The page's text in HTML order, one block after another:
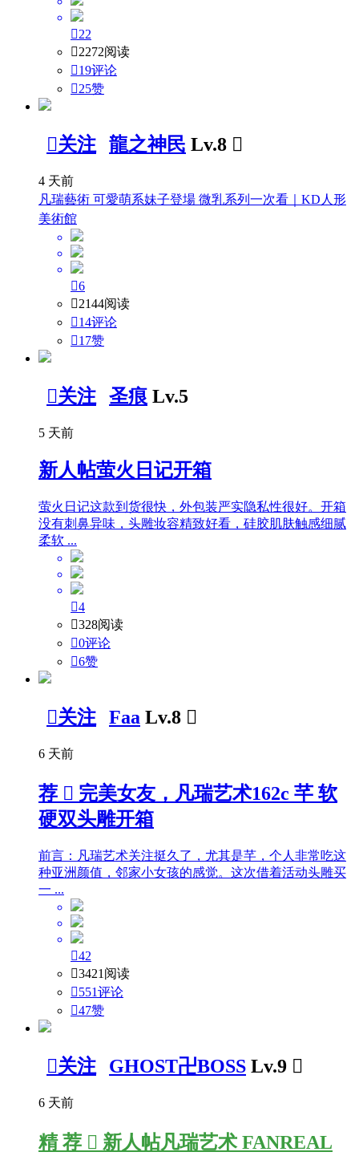
22
2272阅读
19评论
25赞
关注 龍之神民 Lv.8 
4 天前
凡瑞藝術 可愛萌系妹子登場 微乳系列一次看｜KD人形
美術館
6
2144阅读
14评论
17赞
关注 圣痕 Lv.5
5 天前
新人帖萤火日记开箱
萤火日记这款到货很快，外包装严实隐私性很好。开箱
没有刺鼻异味，头雕妆容精致好看，硅胶肌肤触感细腻
柔软 ...
4
328阅读
0评论
6赞
关注 Faa Lv.8 
6 天前
荐  完美女友，凡瑞艺术162c 芊 软
硬双头雕开箱
前言：凡瑞艺术关注挺久了，尤其是芊，个人非常吃这
种亚洲颜值，邻家小女孩的感觉。这次借着活动头雕买
一 ...
42
3421阅读
551评论
47赞
关注 GHOST卍BOSS Lv.9 
6 天前
精 荐  新人帖凡瑞艺术 FANREAL